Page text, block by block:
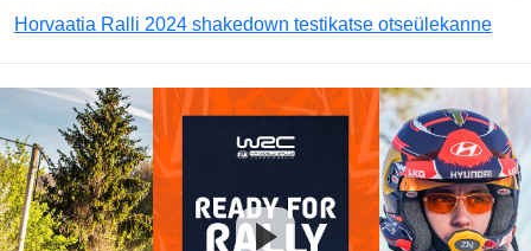
Horvaatia Ralli 2024 shakedown testikatse otseülekanne